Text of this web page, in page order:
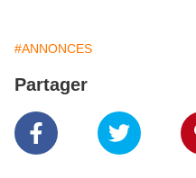
#ANNONCES
Partager